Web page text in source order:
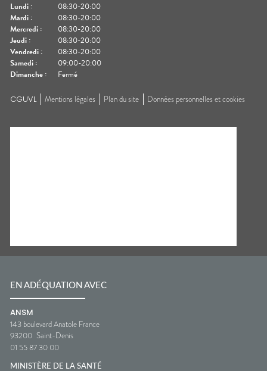
Lundi :
08:30-20:00
Mardi :
08:30-20:00
Mercredi :
08:30-20:00
Jeudi :
08:30-20:00
Vendredi :
08:30-20:00
Samedi :
09:00-20:00
Dimanche : Fermé
CGUVL Mentions légales Plan du site Données personnelles et cookies
EN ADÉQUATION AVEC
ANSM
143 boulevard Anatole France
93200 Saint-Denis
01 55 87 30 00
MINISTÈRE DE LA SANTÉ